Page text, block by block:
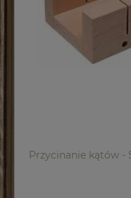
Przycinanie kątów -